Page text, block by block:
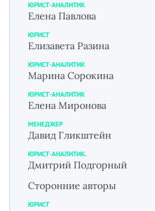
ЮРИСТ-АНАЛИТИК
Елена Павлова
ЮРИСТ
Елизавета Разина
ЮРИСТ-АНАЛИТИК
Марина Сорокина
ЮРИСТ-АНАЛИТИК
Елена Миронова
МЕНЕДЖЕР
Давид Гликштейн
ЮРИСТ-АНАЛИТИК.
Дмитрий Подгорный
Сторонние авторы
ЮРИСТ